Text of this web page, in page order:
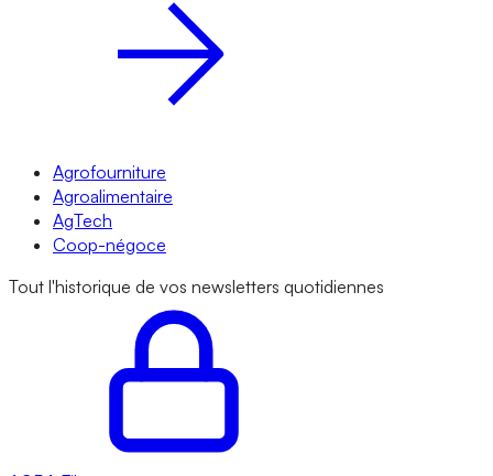
Agrofourniture
Agroalimentaire
AgTech
Coop-négoce
Tout l'historique de vos newsletters quotidiennes